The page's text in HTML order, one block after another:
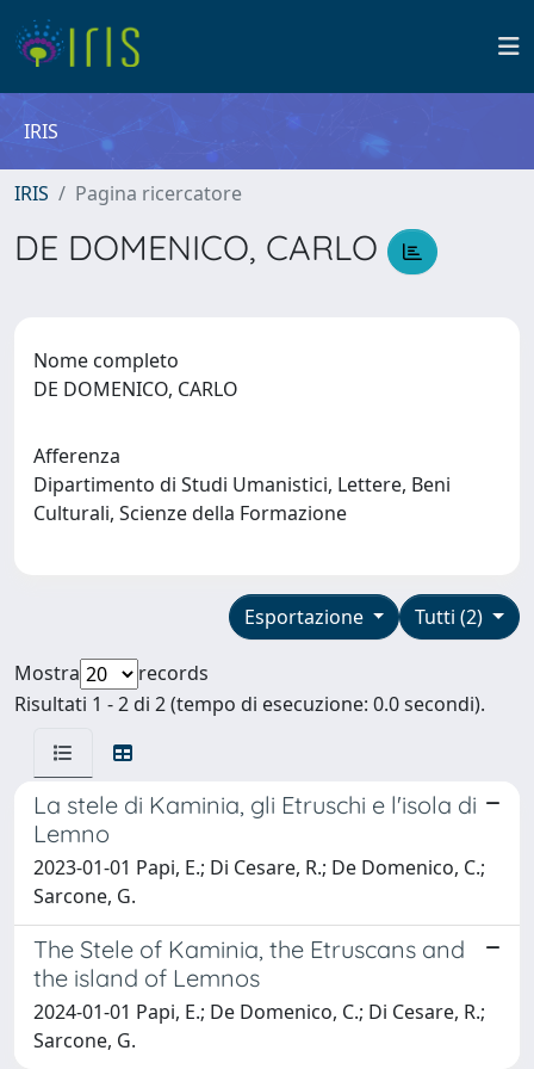
IRIS
IRIS Pagina ricercatore
DE DOMENICO, CARLO
Nome completo
DE DOMENICO, CARLO
Afferenza
Dipartimento di Studi Umanistici, Lettere, Beni
Culturali, Scienze della Formazione
Tutti (2)
Esportazione
Mostra
records
Risultati 1 - 2 di 2 (tempo di esecuzione: 0.0 secondi).
La stele di Kaminia, gli Etruschi e l'isola di
Lemno
2023-01-01 Papi, E.; Di Cesare, R.; De Domenico, C.;
Sarcone, G.
The Stele of Kaminia, the Etruscans and
the island of Lemnos
2024-01-01 Papi, E.; De Domenico, C.; Di Cesare, R.;
Sarcone, G.